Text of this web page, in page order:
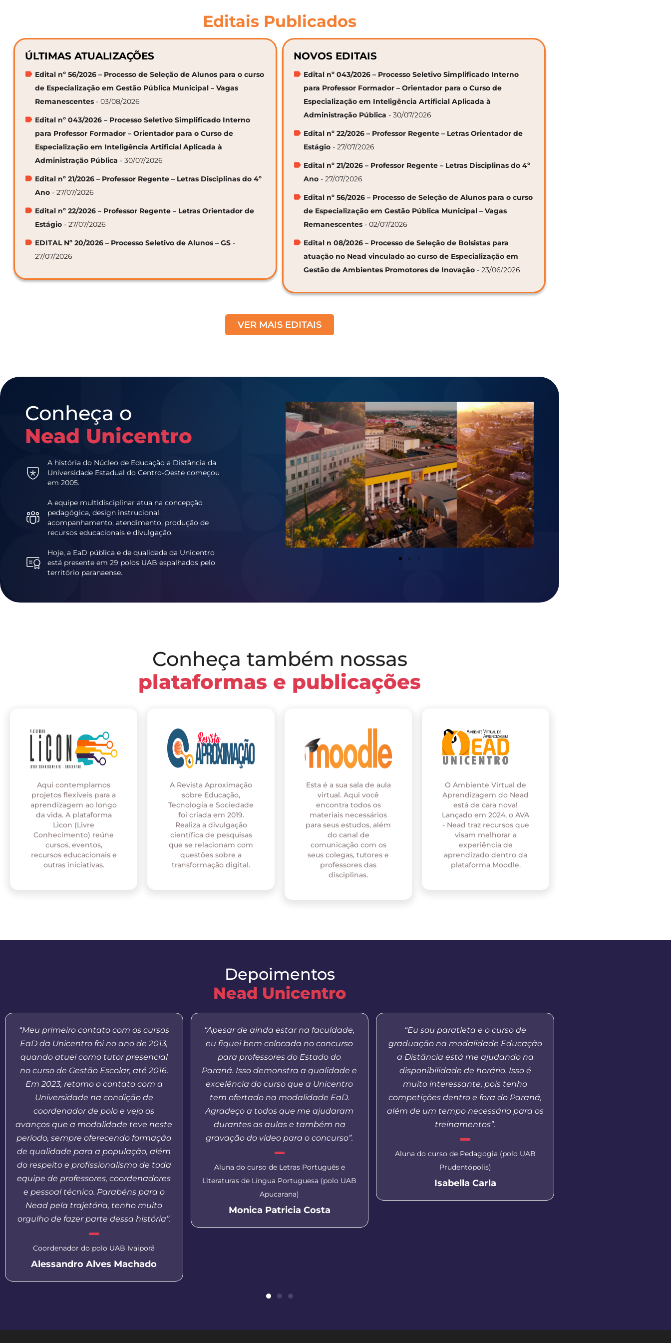
Editais Publicados
ÚLTIMAS ATUALIZAÇÕES
Edital nº 56/2026 – Processo de Seleção de Alunos para o curso
de Especialização em Gestão Pública Municipal – Vagas
Remanescentes - 03/08/2026
Edital nº 043/2026 – Processo Seletivo Simplificado Interno
para Professor Formador – Orientador para o Curso de
Especialização em Inteligência Artificial Aplicada à
Administração Pública - 30/07/2026
Edital nº 21/2026 – Professor Regente – Letras Disciplinas do 4º
Ano - 27/07/2026
Edital nº 22/2026 – Professor Regente – Letras Orientador de
Estágio - 27/07/2026
EDITAL Nº 20/2026 – Processo Seletivo de Alunos – GS -
27/07/2026
NOVOS EDITAIS
Edital nº 043/2026 – Processo Seletivo Simplificado Interno
para Professor Formador – Orientador para o Curso de
Especialização em Inteligência Artificial Aplicada à
Administração Pública - 30/07/2026
Edital nº 22/2026 – Professor Regente – Letras Orientador de
Estágio - 27/07/2026
Edital nº 21/2026 – Professor Regente – Letras Disciplinas do 4º
Ano - 27/07/2026
Edital nº 56/2026 – Processo de Seleção de Alunos para o curso
de Especialização em Gestão Pública Municipal – Vagas
Remanescentes - 02/07/2026
Edital n 08/2026 – Processo de Seleção de Bolsistas para
atuação no Nead vinculado ao curso de Especialização em
Gestão de Ambientes Promotores de Inovação - 23/06/2026
VER MAIS EDITAIS
Conheça o
Nead Unicentro
A história do Núcleo de Educação a Distância da
Universidade Estadual do Centro-Oeste começou
em 2005.
A equipe multidisciplinar atua na concepção
pedagógica, design instrucional,
acompanhamento, atendimento, produção de
recursos educacionais e divulgação.
Hoje, a EaD pública e de qualidade da Unicentro
está presente em 29 polos UAB espalhados pelo
território paranaense.
Conheça também nossas
plataformas e publicações
Aqui contemplamos
projetos flexíveis para a
aprendizagem ao longo
da vida. A plataforma
Licon (Livre
Conhecimento) reúne
cursos, eventos,
recursos educacionais e
outras iniciativas.
A Revista Aproximação
sobre Educação,
Tecnologia e Sociedade
foi criada em 2019.
Realiza a divulgação
científica de pesquisas
que se relacionam com
questões sobre a
transformação digital.
Esta é a sua sala de aula
virtual. Aqui você
encontra todos os
materiais necessários
para seus estudos, além
do canal de
comunicação com os
seus colegas, tutores e
professores das
disciplinas.
O Ambiente Virtual de
Aprendizagem do Nead
está de cara nova!
Lançado em 2024, o AVA
- Nead traz recursos que
visam melhorar a
experiência de
aprendizado dentro da
plataforma Moodle.
Depoimentos
Nead Unicentro
“Meu primeiro contato com os cursos
EaD da Unicentro foi no ano de 2013,
quando atuei como tutor presencial
no curso de Gestão Escolar, até 2016.
Em 2023, retomo o contato com a
Universidade na condição de
coordenador de polo e vejo os
avanços que a modalidade teve neste
período, sempre oferecendo formação
de qualidade para a população, além
do respeito e profissionalismo de toda
equipe de professores, coordenadores
e pessoal técnico. Parabéns para o
Nead pela trajetória, tenho muito
orgulho de fazer parte dessa história”.
Coordenador do polo UAB Ivaiporã
Alessandro Alves Machado
“Apesar de ainda estar na faculdade,
eu fiquei bem colocada no concurso
para professores do Estado do
Paraná. Isso demonstra a qualidade e
excelência do curso que a Unicentro
tem ofertado na modalidade EaD.
Agradeço a todos que me ajudaram
durantes as aulas e também na
gravação do vídeo para o concurso”.
Aluna do curso de Letras Português e
Literaturas de Língua Portuguesa (polo UAB
Apucarana)
Monica Patricia Costa
“Eu sou paratleta e o curso de
graduação na modalidade Educação
a Distância está me ajudando na
disponibilidade de horário. Isso é
muito interessante, pois tenho
competições dentro e fora do Paraná,
além de um tempo necessário para os
treinamentos”.
Aluna do curso de Pedagogia (polo UAB
Prudentópolis)
Isabella Carla